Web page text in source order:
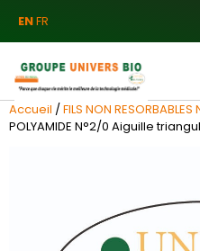
ENFR
Accueil /FILS NON RESORBABLES
POLYAMIDE N°2/0 Aiguille